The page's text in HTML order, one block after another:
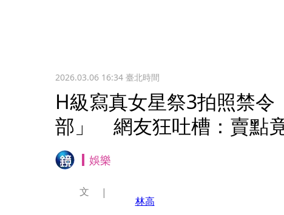
2026.03.06 16:34臺北時間
H級寫真女星祭3拍照禁令
部」 網友狂吐槽：賣點
娛樂
文
林高